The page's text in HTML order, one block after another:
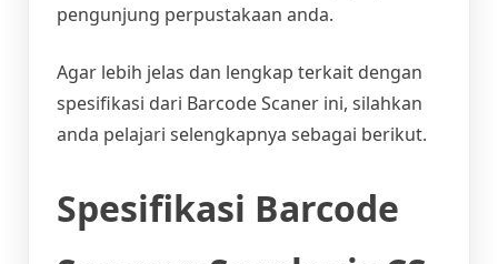
pengunjung perpustakaan anda.
Agar lebih jelas dan lengkap terkait dengan
spesifikasi dari Barcode Scaner ini, silahkan
anda pelajari selengkapnya sebagai berikut.
Spesifikasi Barcode